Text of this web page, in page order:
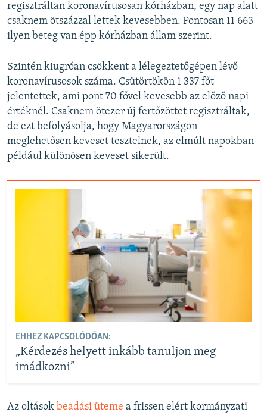
regisztráltan koronavírusosan kórházban, egy nap alatt
csaknem ötszázzal lettek kevesebben. Pontosan 11 663
ilyen beteg van épp kórházban állam szerint.
Szintén kiugróan csökkent a lélegeztetőgépen lévő
koronavírusosok száma. Csütörtökön 1 337 főt
jelentettek, ami pont 70 fővel kevesebb az előző napi
értéknél. Csaknem ötezer új fertőzöttet regisztráltak,
de ezt befolyásolja, hogy Magyarországon
meglehetősen keveset tesztelnek, az elmúlt napokban
például különösen keveset sikerült.
EHHEZ KAPCSOLÓDÓAN:
„Kérdezés helyett inkább tanuljon meg
imádkozni”
Az oltások beadási üteme a frissen elért kormányzati